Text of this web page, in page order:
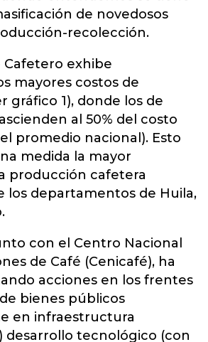
de novedosos
recolección.
Cafetero exhibe
mayores costos de
gráfico 1), donde los de
al 50% del costo
promedio nacional). Esto
medida la mayor
producción cafetera
los departamentos de Huila,
con el Centro Nacional
de Café (Cenicafé), ha
acciones en los frentes
bienes públicos
en infraestructura
desarrollo tecnológico (con